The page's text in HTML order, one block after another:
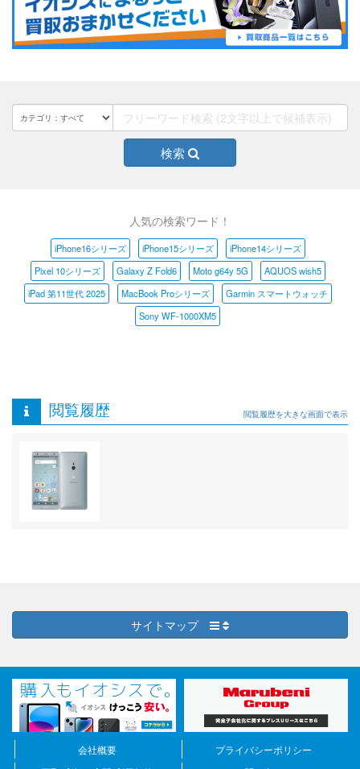
検索
人気の検索ワード！
iPhone16シリーズ iPhone15シリーズ
iPhone14シリーズ
Pixel 10シリーズ
Galaxy Z Fold6 Moto g64y 5G
AQUOS wish5
iPad 第11世代 2025
MacBook Proシリーズ
Garmin スマートウォッチ
Sony WF-1000XM5
閲覧履歴 閲覧履歴を大きな画面で表示
サイトマップ
会社概要
プライバシーポリシー